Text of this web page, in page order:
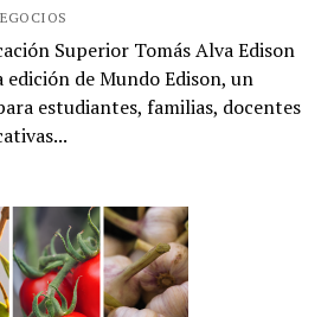
Superior Tomás Alva Edison
edición de Mundo Edison, un
estudiantes, familias, docentes